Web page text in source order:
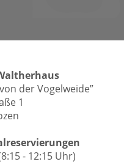
der Vogelweide”
1
- 12:15 Uhr)